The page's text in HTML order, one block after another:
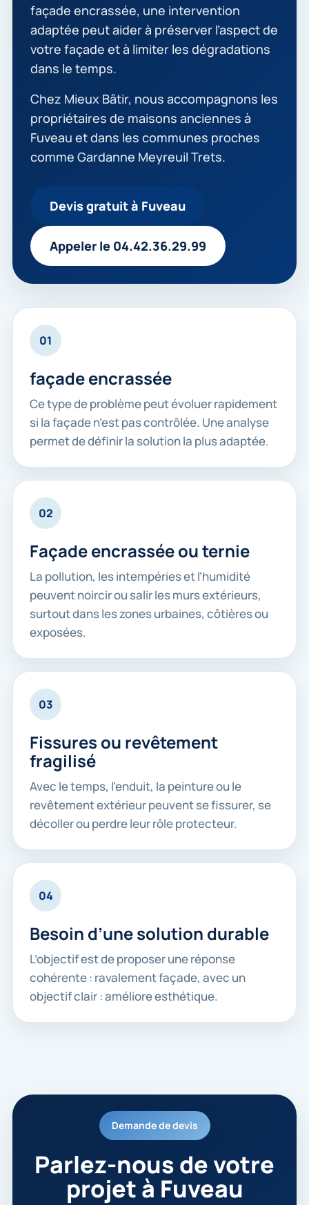
façade encrassée, une intervention
adaptée peut aider à préserver l’aspect de
votre façade et à limiter les dégradations
dans le temps.
Chez Mieux Bâtir, nous accompagnons les
propriétaires de maisons anciennes à
Fuveau et dans les communes proches
comme Gardanne Meyreuil Trets.
Devis gratuit à Fuveau
Appeler le 04.42.36.29.99
01
façade encrassée
Ce type de problème peut évoluer rapidement
si la façade n’est pas contrôlée. Une analyse
permet de définir la solution la plus adaptée.
02
Façade encrassée ou ternie
La pollution, les intempéries et l’humidité
peuvent noircir ou salir les murs extérieurs,
surtout dans les zones urbaines, côtières ou
exposées.
03
Fissures ou revêtement
fragilisé
Avec le temps, l’enduit, la peinture ou le
revêtement extérieur peuvent se fissurer, se
décoller ou perdre leur rôle protecteur.
04
Besoin d’une solution durable
L’objectif est de proposer une réponse
cohérente : ravalement façade, avec un
objectif clair : améliore esthétique.
Demande de devis
Parlez-nous de votre
projet à Fuveau